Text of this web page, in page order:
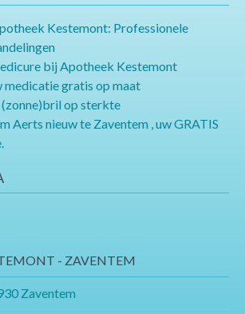
Kestemont: Professionele
bij Apotheek Kestemont
medicatie gratis op maat
(zonne)bril op sterkte
Aerts nieuw te Zaventem , uw GRATIS
- ZAVENTEM
Zaventem